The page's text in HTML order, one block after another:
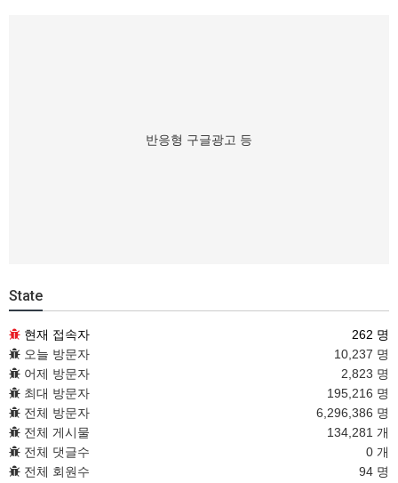
반응형 구글광고 등
State
현재 접속자
262 명
오늘 방문자
10,237 명
어제 방문자
2,823 명
최대 방문자
195,216 명
전체 방문자
6,296,386 명
전체 게시물
134,281 개
전체 댓글수
0 개
전체 회원수
94 명